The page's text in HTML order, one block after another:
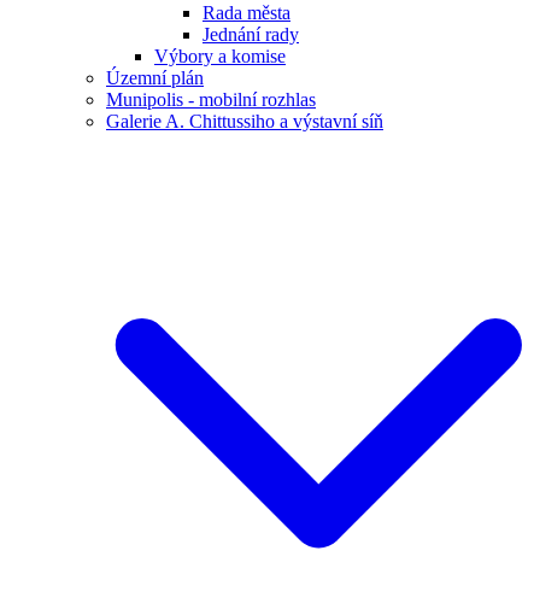
Rada města
Jednání rady
Výbory a komise
Územní plán
Munipolis - mobilní rozhlas
Galerie A. Chittussiho a výstavní síň